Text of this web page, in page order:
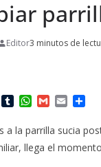
Editor3 minutos de
T
T
m
b
l
W
a
t
s
G
a
i
l
E
a
i
l
m
p
a
a la parrilla sucia
llega el